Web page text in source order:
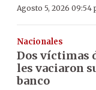
Agosto 5, 2026 09:54
Nacionales
Dos víctimas
les vaciaron
banco